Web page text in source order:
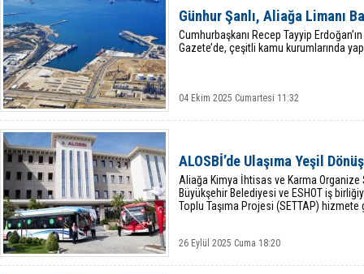
Günhur Şanlı, Aliağa Limanı
Cumhurbaşkanı Recep Tayyip
Gazete’de, çeşitli kamu kurumlarında
04 Ekim 2025 Cumartesi 11:32
ALOSBİ’de Ulaşıma Yeşil
Aliağa Kimya İhtisas ve Karma
Büyükşehir Belediyesi ve ESHOT iş
Toplu Taşıma Projesi (SETTAP) hizmete
26 Eylül 2025 Cuma 18:20